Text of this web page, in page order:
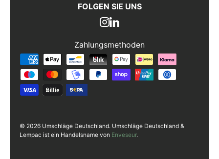
FOLGEN SIE UNS
Zahlungsmethoden
Zahlungsmethoden
© 2026 Umschläge Deutschland. Umschläge Deutschland &
Lempac ist ein Handelsname von Enveseur.